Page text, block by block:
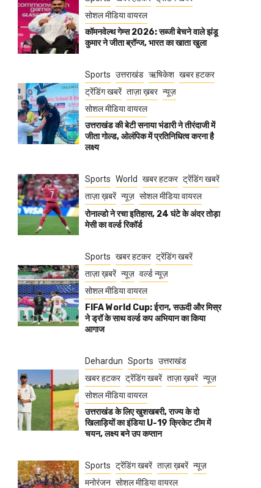
सोशल मीडिया वायरल
कॉमनवेल्थ गेम्स 2026: सब्जी बेचने वाले झंडू
कुमार ने जीता ब्रॉन्ज, भारत का खाता खुला
Sports उत्तराखंड ऋषिकेश खबर हटकर
ट्रेंडिंग खबरें ताज़ा ख़बर न्यूज़
सोशल मीडिया वायरल
उत्तराखंड की बेटी सनाया भंडारी ने तीरंदाजी में
जीता गोल्ड, ओलंपिक में प्रतिनिधित्व करना है
लक्ष्य
Sports World खबर हटकर ट्रेंडिंग खबरें
ताज़ा ख़बरें न्यूज़ सोशल मीडिया वायरल
रोनाल्डो ने रचा इतिहास, 24 घंटे के अंदर तोड़ा
मेसी का वर्ल्ड रिकॉर्ड
Sports खबर हटकर ट्रेंडिंग खबरें
ताज़ा ख़बरें न्यूज़ वर्ल्ड न्यूज़
सोशल मीडिया वायरल
FIFA World Cup: ईरान, सऊदी और मिस्र
ने ड्रॉ के साथ वर्ल्ड कप अभियान का किया
आगाज
Dehardun Sports उत्तराखंड
खबर हटकर ट्रेंडिंग खबरें ताज़ा ख़बरें न्यूज़
सोशल मीडिया वायरल
उत्तराखंड के लिए खुशखबरी, राज्य के दो
खिलाड़ियों का इंडिया U-19 क्रिकेट टीम में
चयन, लक्ष्य बने उप कप्तान
Sports ट्रेंडिंग खबरें ताज़ा ख़बरें न्यूज़
मनोरंजन सोशल मीडिया वायरल